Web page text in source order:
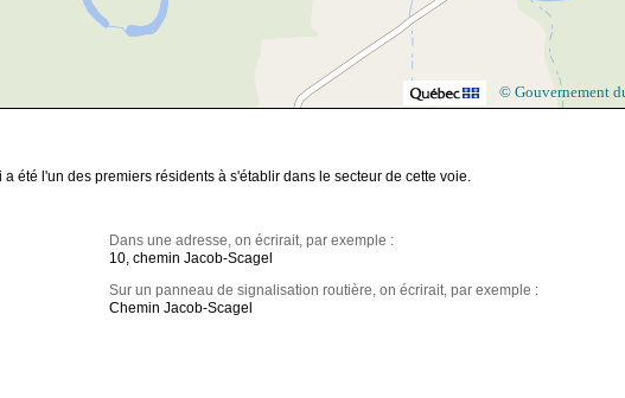
© Gouvernement
été l'un des premiers résidents à s'établir dans le secteur de cette voie.
Dans une adresse, on écrirait, par exemple :
10, chemin Jacob-Scagel
Sur un panneau de signalisation routière, on écrirait, par exemple :
Chemin Jacob-Scagel